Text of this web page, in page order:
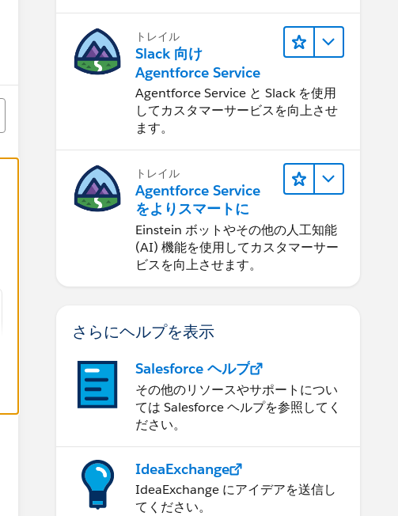
トレイル
Slack 向け
Agentforce Service
Agentforce Service と Slack を使用
してカスタマーサービスを向上させ
ます。
トレイル
Agentforce Service
をよりスマートに
Einstein ボットやその他の人工知能
(AI) 機能を使用してカスタマーサー
ビスを向上させます。
さらにヘルプを表示
Salesforce ヘルプ
その他のリソースやサポートについ
ては Salesforce ヘルプを参照してく
ださい。
IdeaExchange
IdeaExchange にアイデアを送信し
てください。